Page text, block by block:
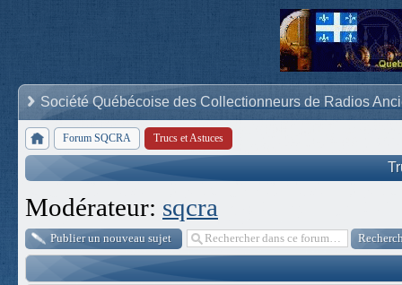
Société Québécoise des Collectionneurs de Radios
Forum SQCRA Trucs et Astuces
Modérateur: sqcra
Publier un nouveau sujet